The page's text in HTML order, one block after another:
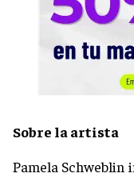
Sobre la artista
Pamela Schweblin